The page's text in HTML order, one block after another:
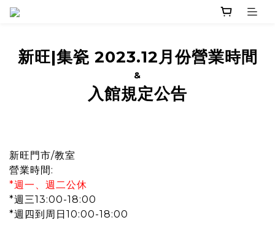
新旺|集瓷 2023.12月份營業時間
&
入館規定公告
新旺門市/教室
營業時間:
*週一、週二公休
*週三13:00-18:00
*週四到周日10:00-18:00